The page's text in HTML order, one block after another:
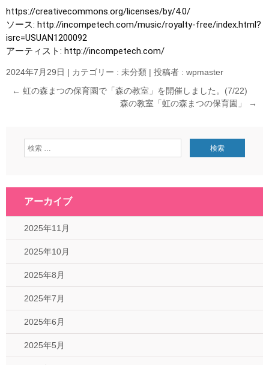
https://creativecommons.org/licenses/by/4.0/
ソース: http://incompetech.com/music/royalty-free/index.html?
isrc=USUAN1200092
アーティスト: http://incompetech.com/
2024年7月29日 | カテゴリー : 未分類 | 投稿者 : wpmaster
← 虹の森まつの保育園で「森の教室」を開催しました。(7/22)
森の教室「虹の森まつの保育園」
→
アーカイブ
2025年11月
2025年10月
2025年8月
2025年7月
2025年6月
2025年5月